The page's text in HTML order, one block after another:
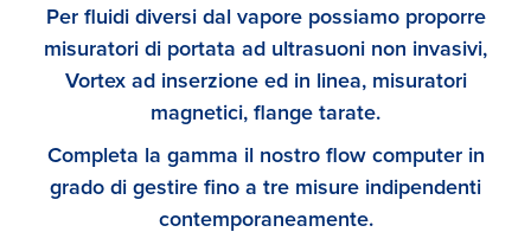
Per fluidi diversi dal vapore possiamo proporre
misuratori di portata ad ultrasuoni non invasivi,
Vortex ad inserzione ed in linea, misuratori
magnetici, flange tarate.
Completa la gamma il nostro flow computer in
grado di gestire fino a tre misure indipendenti
contemporaneamente.